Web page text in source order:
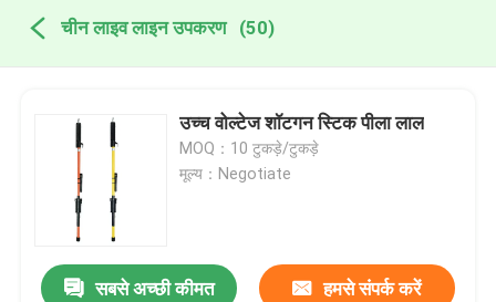
चीन लाइव लाइन उपकरण (50)
उच्च वोल्टेज शॉटगन स्टिक पीला लाल
MOQ：10 टुकड़े/टुकड़े
मूल्य：Negotiate
सबसे अच्छी कीमत हमसे संपर्क करें